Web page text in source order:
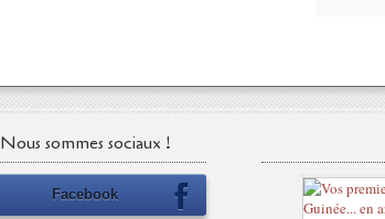
Nous sommes sociaux !
Facebook